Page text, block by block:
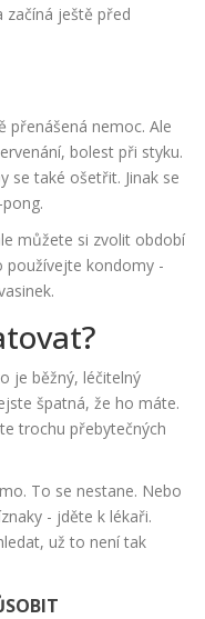
začíná ještě před
přenášená nemoc. Ale
bolest při styku.
se také ošetřit. Jinak se
můžete si zvolit období
používejte kondomy -
je běžný, léčitelný
špatná, že ho máte.
trochu přebytečných
To se nestane. Nebo
- jděte k lékaři.
už to není tak